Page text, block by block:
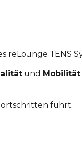
TENS
und Mobilität
führt.